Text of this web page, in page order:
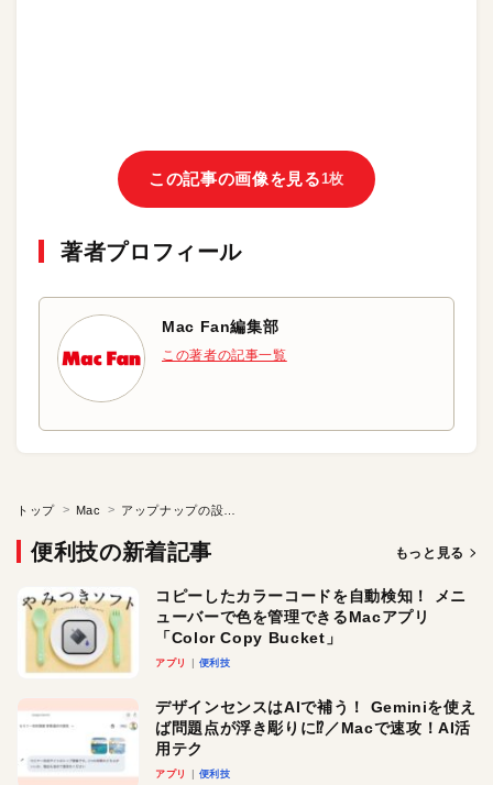
この記事の画像を見る1枚
著者プロフィール
Mac Fan編集部
この著者の記事一覧
トップ Mac
便利技の新着記事 もっと見る
コピーしたカラーコードを自動検知！ メニ
ューバーで色を管理できるMacアプリ
「Color Copy Bucket」
アプリ 便利技
デザインセンスはAIで補う！ Geminiを使え
ば問題点が浮き彫りに⁉︎／Macで速攻！AI活
用テク
アプリ 便利技